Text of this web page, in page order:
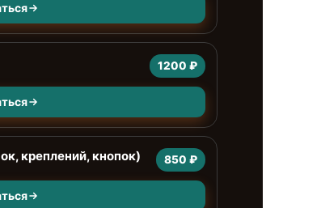
1200 ₽
креплений, кнопок) 850 ₽